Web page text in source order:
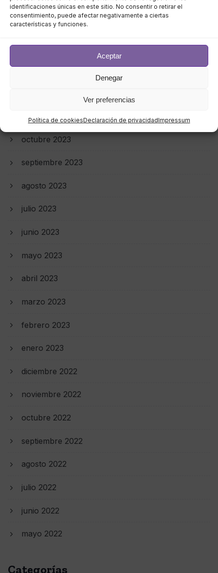
identificaciones únicas en este sitio. No consentir o retirar el
consentimiento, puede afectar negativamente a ciertas
características y funciones.
Aceptar
Denegar
Ver preferencias
Política de cookiesDeclaración de privacidadImpressum
marzo 2024
febrero 2024
enero 2024
noviembre 2023
octubre 2023
septiembre 2023
agosto 2023
julio 2023
junio 2023
mayo 2023
abril 2023
marzo 2023
febrero 2023
enero 2023
diciembre 2022
noviembre 2022
octubre 2022
septiembre 2022
agosto 2022
julio 2022
junio 2022
mayo 2022
Categorías